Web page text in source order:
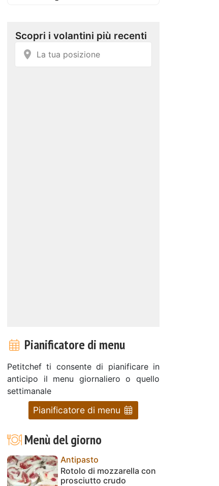
Pianificatore di menu
Petitchef ti consente di pianificare in
anticipo il menu giornaliero o quello
settimanale
Pianificatore di menu
Menù del giorno
Antipasto
Rotolo di mozzarella con
prosciutto crudo